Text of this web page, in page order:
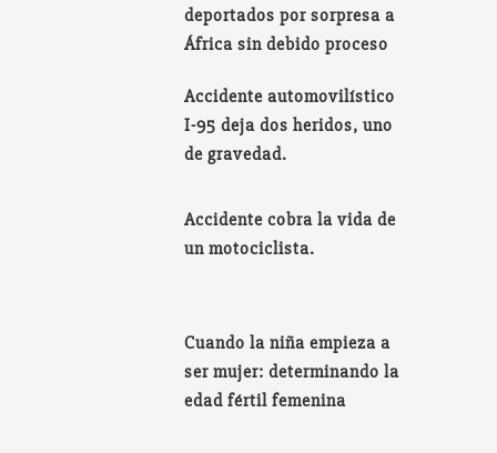
deportados por sorpresa a
África sin debido proceso
Accidente automovilístico
I-95 deja dos heridos, uno
de gravedad.
Accidente cobra la vida de
un motociclista.
Cuando la niña empieza a
ser mujer: determinando la
edad fértil femenina